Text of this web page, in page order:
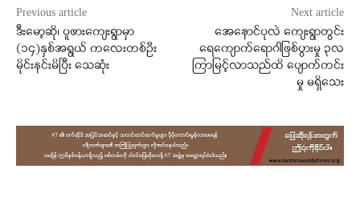
Previous article
ဒီးမော့ဆို၊ ပူဖားကျေးရွာမှာ
(၁၄)နှစ်အရွယ် ကလေးတစ်ဦး
မိုင်းနင်းမိပြီး သေဆုံး
Next article
အေနောင်ပုလဲ ကျေးရွာတွင်း
ရေကျောက်ရောဂါဖြစ်ပွားမှု ၃လ
ကြာမြင့်လာသည်ထိ ပျောက်ကင်း
မှု မရှိသေး